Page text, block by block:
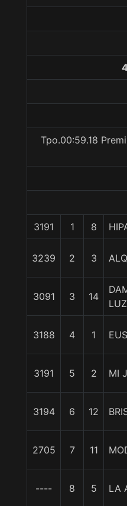
Tpo.00:59.18
3191 1 8
3239 2 3
3091 3 14
LUZ
3188 4 1
3191 5 2 MI
3194 6 12
2705 7 11
---- 8 5 LA